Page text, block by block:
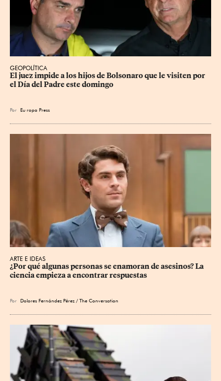
GEOPOLÍTICA
El juez impide a los hijos de Bolsonaro que le visiten por
el Día del Padre este domingo
Por Eu ropa Press
ARTE E IDEAS
¿Por qué algunas personas se enamoran de asesinos? La
ciencia empieza a encontrar respuestas
Por Dolores Fernández Pérez / The Conversation